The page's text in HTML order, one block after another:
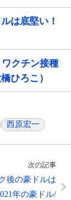
は底堅い！
クチン接種
ひろこ）
西原宏一
次の記事
後の豪ドルは
年の豪ドル/